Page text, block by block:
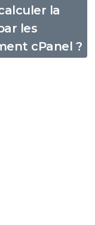
la
les
cPanel ?